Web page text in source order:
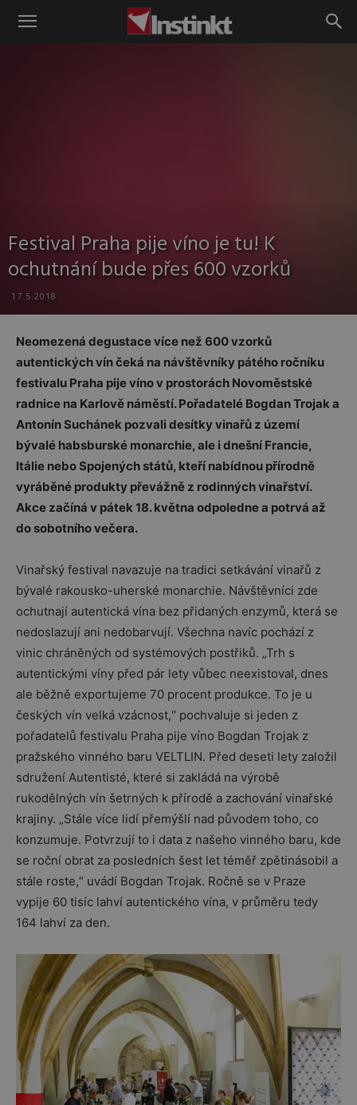
Instinkt
Festival Praha pije víno je tu! K
ochutnání bude přes 600 vzorků
17.5.2018
Neomezená degustace více než 600 vzorků
autentických vín čeká na návštěvníky pátého ročníku
festivalu Praha pije víno v prostorách Novoměstské
radnice na Karlově náměstí. Pořadatelé Bogdan Trojak a
Antonín Suchánek pozvali desítky vinařů z území
bývalé habsburské monarchie, ale i dnešní Francie,
Itálie nebo Spojených států, kteří nabídnou přírodně
vyráběné produkty převážně z rodinných vinařství.
Akce začíná v pátek 18. května odpoledne a potrvá až
do sobotního večera.
Vinařský festival navazuje na tradici setkávání vinařů z
bývalé rakousko-uherské monarchie. Návštěvníci zde
ochutnají autentická vína bez přidaných enzymů, která se
nedoslazují ani nedobarvují. Všechna navíc pochází z
vinic chráněných od systémových postřiků. „Trh s
autentickými víny před pár lety vůbec neexistoval, dnes
ale běžně exportujeme 70 procent produkce. To je u
českých vín velká vzácnost,“ pochvaluje si jeden z
pořadatelů festivalu Praha pije víno Bogdan Trojak z
pražského vinného baru VELTLIN. Před deseti lety založil
sdružení Autentisté, které si zakládá na výrobě
rukodělných vín šetrných k přírodě a zachování vinařské
krajiny. „Stále více lidí přemýšlí nad původem toho, co
konzumuje. Potvrzují to i data z našeho vinného baru, kde
se roční obrat za posledních šest let téměř zpětinásobil a
stále roste,“ uvádí Bogdan Trojak. Ročně se v Praze
vypije 60 tisíc lahví autentického vína, v průměru tedy
164 lahví za den.